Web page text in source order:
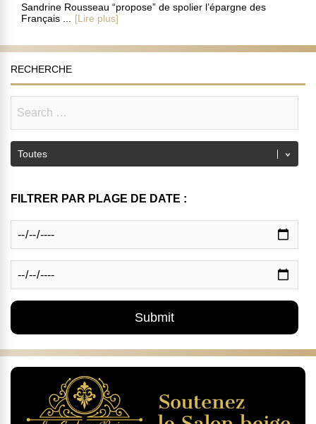
Sandrine Rousseau “propose” de spolier l’épargne des
Français ...
[Lire plus]
RECHERCHE
FILTRER PAR PLAGE DE DATE :